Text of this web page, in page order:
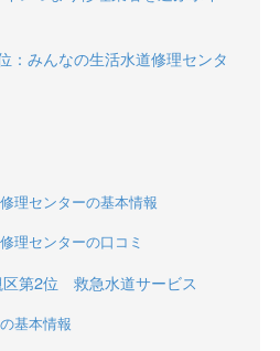
：みんなの生活水道修理センタ
理センターの基本情報
理センターの口コミ
区第2位 救急水道サービス
基本情報